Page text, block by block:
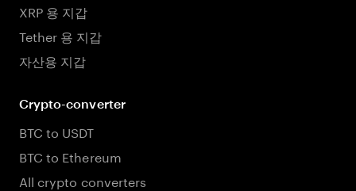
XRP 용 지갑
Tether 용 지갑
자산용 지갑
Crypto-converter
BTC to USDT
BTC to Ethereum
All crypto converters